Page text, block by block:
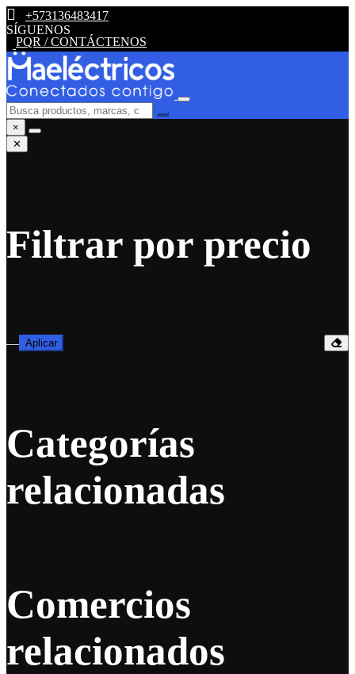
+573136483417
SÍGUENOS
PQR / CONTÁCTENOS
×
✕
Filtrar por precio
— Aplicar
Categorías
relacionadas
Comercios
relacionados